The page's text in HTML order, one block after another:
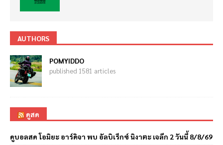
AUTHORS
POMYIDDO
published 1581 articles
ดูสด
ดูบอลสด โอมิยะ อาร์ดิจา พบ อัลบิเร็กซ์ นิงาตะ เจลีก 2 วันนี้ 8/8/69